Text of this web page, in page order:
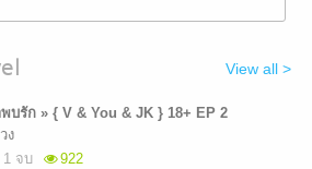
View all >
บรัก » { V & You & JK } 18+ EP 2
ง
1 จบ
922